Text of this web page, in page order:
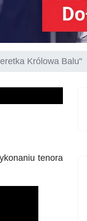
Królowa Balu"
tenora